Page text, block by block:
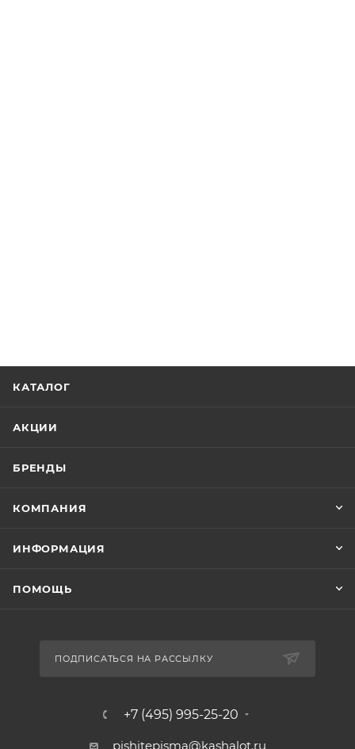
КАТАЛОГ
АКЦИИ
БРЕНДЫ
КОМПАНИЯ
ИНФОРМАЦИЯ
ПОМОЩЬ
ПОДПИСАТЬСЯ НА РАССЫЛКУ
+7 (495) 995-25-20​
pishitepisma@kashalot.ru